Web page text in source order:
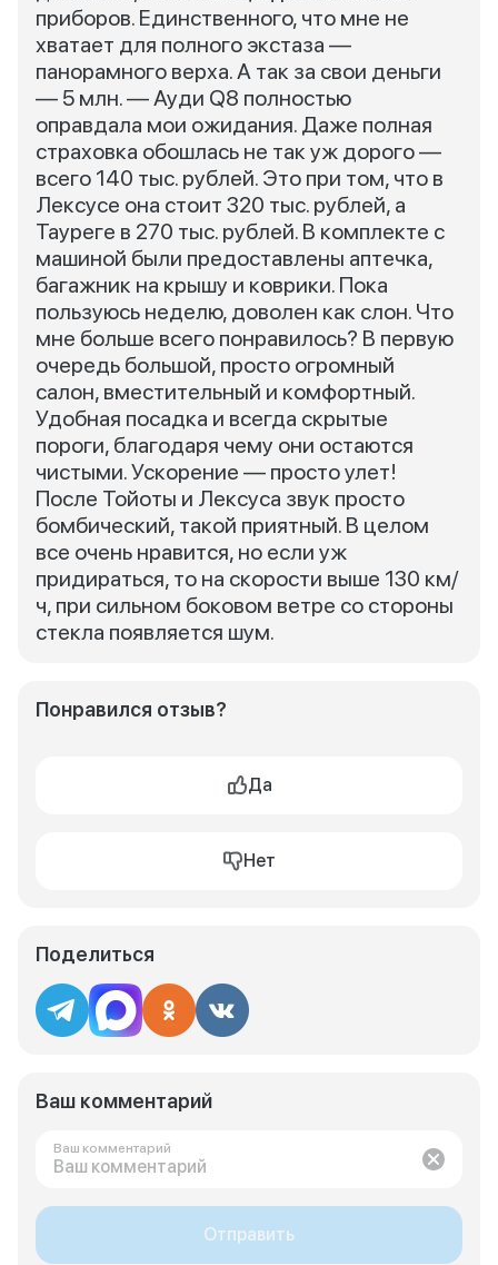
приборов. Единственного, что мне не
хватает для полного экстаза —
панорамного верха. А так за свои деньги
— 5 млн. — Ауди Q8 полностью
оправдала мои ожидания. Даже полная
страховка обошлась не так уж дорого —
всего 140 тыс. рублей. Это при том, что в
Лексусе она стоит 320 тыс. рублей, а
Тауреге в 270 тыс. рублей. В комплекте с
машиной были предоставлены аптечка,
багажник на крышу и коврики. Пока
пользуюсь неделю, доволен как слон. Что
мне больше всего понравилось? В первую
очередь большой, просто огромный
салон, вместительный и комфортный.
Удобная посадка и всегда скрытые
пороги, благодаря чему они остаются
чистыми. Ускорение — просто улет!
После Тойоты и Лексуса звук просто
бомбический, такой приятный. В целом
все очень нравится, но если уж
придираться, то на скорости выше 130 км/
ч, при сильном боковом ветре со стороны
стекла появляется шум.
Понравился отзыв?
Да
Нет
Поделиться
Ваш комментарий
Ваш комментарий
Отправить